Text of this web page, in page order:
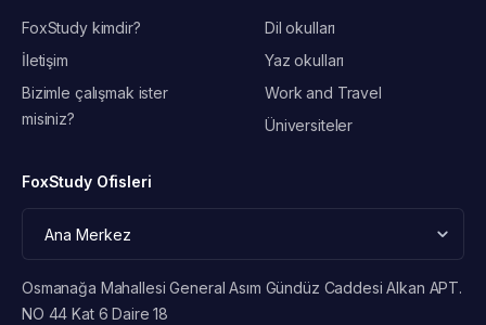
FoxStudy kimdir?
İletişim
Bizimle çalışmak ister
misiniz?
Dil okulları
Yaz okulları
Work and Travel
Üniversiteler
FoxStudy Ofisleri
Osmanağa Mahallesi General Asım Gündüz Caddesi Alkan APT.
NO 44 Kat 6 Daire 18